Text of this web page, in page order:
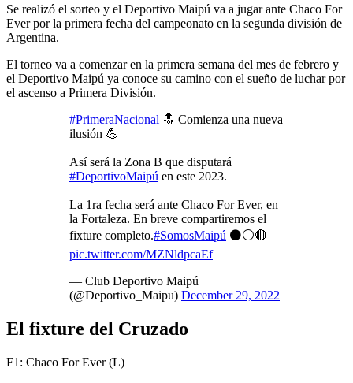
Se realizó el sorteo y el Deportivo Maipú va a jugar ante Chaco For
Ever por la primera fecha del campeonato en la segunda división de
Argentina.
El torneo va a comenzar en la primera semana del mes de febrero y
el Deportivo Maipú ya conoce su camino con el sueño de luchar por
el ascenso a Primera División.
#PrimeraNacional 🔝 Comienza una nueva
ilusión 💪
Así será la Zona B que disputará
#DeportivoMaipú en este 2023.
La 1ra fecha será ante Chaco For Ever, en
la Fortaleza. En breve compartiremos el
fixture completo.#SomosMaipú ⚫️⚪️🔴
pic.twitter.com/MZNldpcaEf
— Club Deportivo Maipú
(@Deportivo_Maipu) December 29, 2022
El fixture del Cruzado
F1: Chaco For Ever (L)